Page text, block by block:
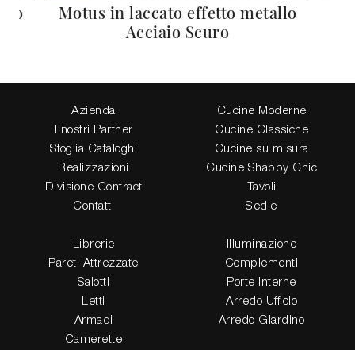
Motus in laccato effetto metallo
Acciaio Scuro
Azienda
I nostri Partner
Sfoglia Cataloghi
Realizzazioni
Divisione Contract
Contatti
Cucine Moderne
Cucine Classiche
Cucine su misura
Cucine Shabby Chic
Tavoli
Sedie
Librerie
Pareti Attrezzate
Salotti
Letti
Armadi
Camerette
Illuminazione
Complementi
Porte Interne
Arredo Ufficio
Arredo Giardino